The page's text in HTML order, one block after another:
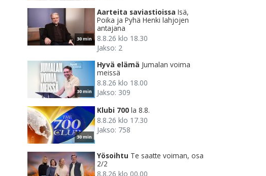
30 min
Aarteita saviastioissa Isä,
Poika ja Pyhä Henki lahjojen
antajana
8.8.26 klo 18.30
Jakso: 2
30 min
Hyvä elämä Jumalan voima
meissä
8.8.26 klo 18.00
Jakso: 309
30 min
Klubi 700 la 8.8.
8.8.26 klo 17.30
Jakso: 758
Yösoihtu Te saatte voiman, osa
2/2
8.8.26 klo 00.00